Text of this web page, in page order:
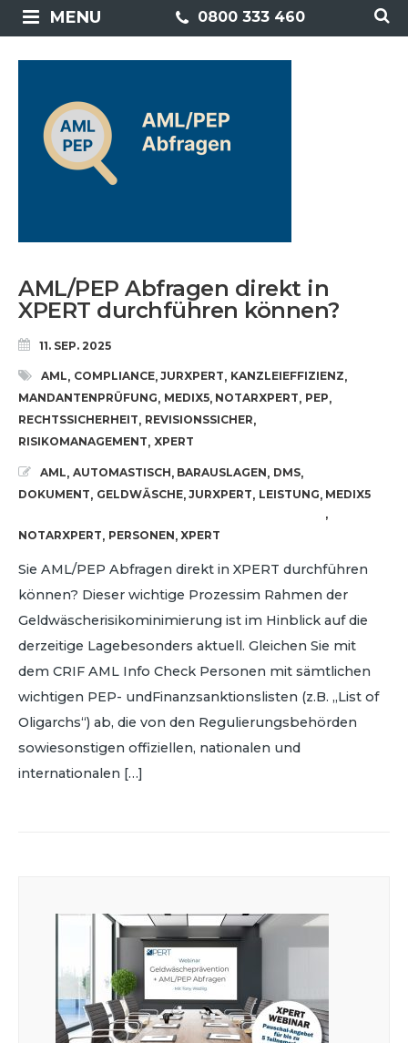
0800 333 460
MENU
AML/PEP Abfragen direkt in
XPERT durchführen können?
11. SEP. 2025
AML, COMPLIANCE, JURXPERT, KANZLEIEFFIZIENZ,
MANDANTENPRÜFUNG, MEDIX5, NOTARXPERT, PEP,
RECHTSSICHERHEIT, REVISIONSSICHER,
RISIKOMANAGEMENT, XPERT
AML, AUTOMASTISCH, BARAUSLAGEN, DMS,
DOKUMENT, GELDWÄSCHE, JURXPERT, LEISTUNG, MEDIX5
,
NOTARXPERT, PERSONEN, XPERT
Sie AML/PEP Abfragen direkt in XPERT durchführen
können? Dieser wichtige Prozessim Rahmen der
Geldwäscherisikominimierung ist im Hinblick auf die
derzeitige Lagebesonders aktuell. Gleichen Sie mit
dem CRIF AML Info Check Personen mit sämtlichen
wichtigen PEP- undFinanzsanktionslisten (z.B. „List of
Oligarchs“) ab, die von den Regulierungsbehörden
sowiesonstigen offiziellen, nationalen und
internationalen […]